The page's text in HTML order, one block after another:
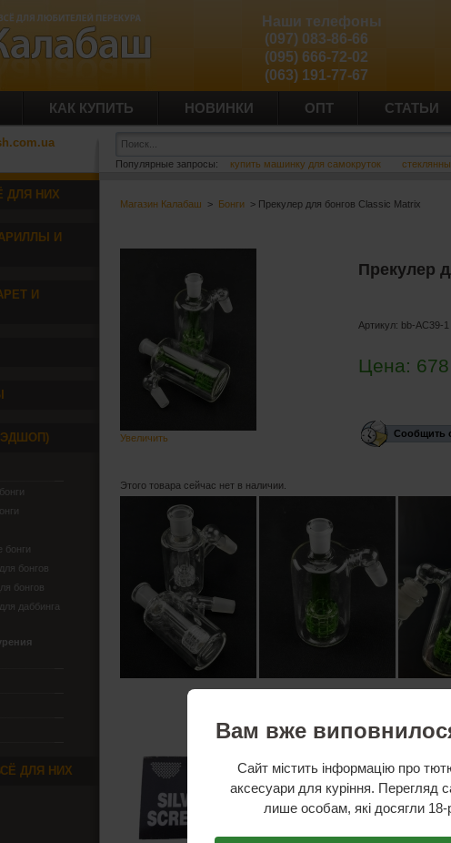
Наши телефоны
(097) 083-86-66
(095) 666-72-02
(063) 191-77-67
КАК КУПИТЬ НОВИНКИ ОПТ СТАТЬИ
Популярные запросы: купить машинку для самокруток
Магазин Калабаш > Бонги > Прекулер для бонгов Classic Matrix
Увеличить
Прекулер
Артикул: bb-AC39-1
Цена: 678
Сообщить
Этого товара сейчас нет в наличии.
ДЛЯ НИХ
И
И
бонги
бонгов
бонгов
даббинга
ДЛЯ НИХ
Вам вже
Сайт містить інформацію про
аксесуари для куріння. Перегляд
лише особам, які досягли 18-